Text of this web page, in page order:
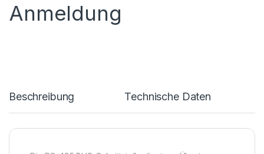
Anmeldung
Beschreibung Technische Daten